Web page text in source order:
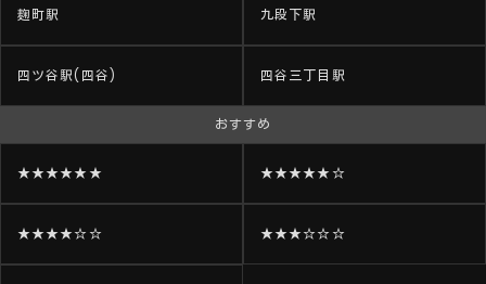
麹町駅 九段下駅
四ツ谷駅(四谷) 四谷三丁目駅
おすすめ
★★★★★★ ★★★★★☆
★★★★☆☆ ★★★☆☆☆